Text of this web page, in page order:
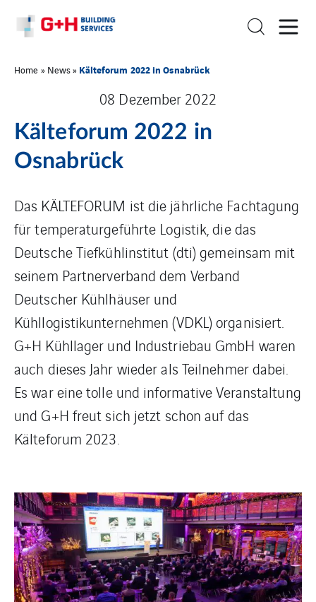
Home » News» Kälteforum 2022 in Osnabrück
08 Dezember 2022
Kälteforum 2022 in
Osnabrück
Das KÄLTEFORUM ist die jährliche Fachtagung
für temperaturgeführte Logistik, die das
Deutsche Tiefkühlinstitut (dti) gemeinsam mit
seinem Partnerverband dem Verband
Deutscher Kühlhäuser und
Kühllogistikunternehmen (VDKL) organisiert.
G+H Kühllager und Industriebau GmbH waren
auch dieses Jahr wieder als Teilnehmer dabei.
Es war eine tolle und informative Veranstaltung
und G+H freut sich jetzt schon auf das
Kälteforum 2023.